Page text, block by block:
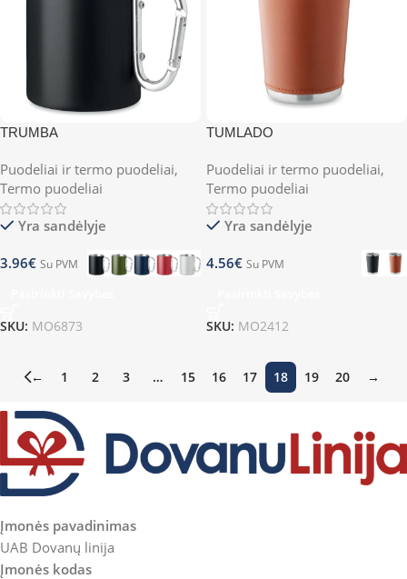
TRUMBA
Puodeliai ir termo puodeliai,
Termo puodeliai
Yra sandėlyje
3.96€ Su PVM
SKU: MO6873
TUMLADO
Puodeliai ir termo puodeliai,
Termo puodeliai
Yra sandėlyje
4.56€ Su PVM
SKU: MO2412
← 1 2 3 … 15 16 17 18 19 20 →
Įmonės pavadinimas
UAB Dovanų linija
Įmonės kodas